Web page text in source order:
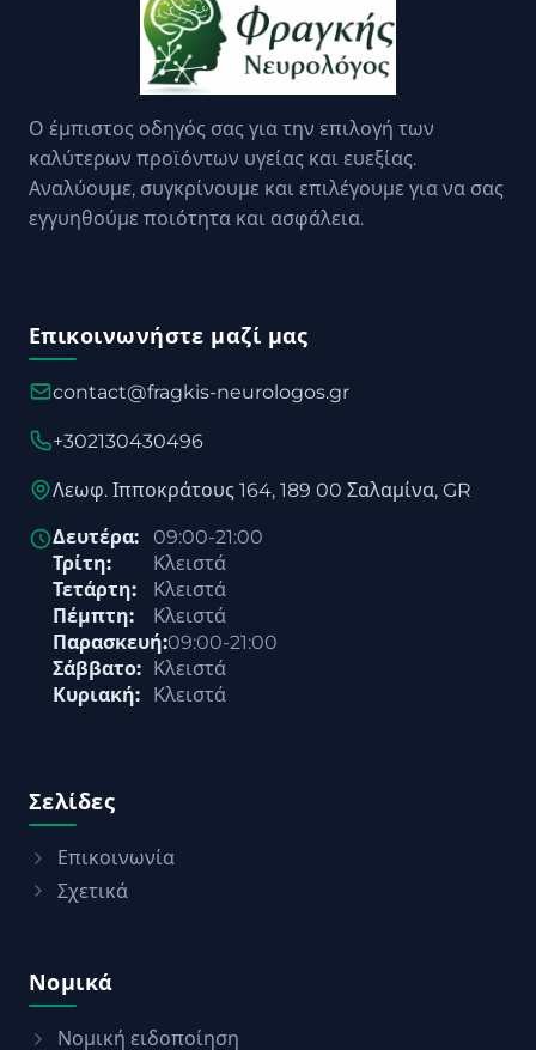
Ο έμπιστος οδηγός σας για την επιλογή των
καλύτερων προϊόντων υγείας και ευεξίας.
Αναλύουμε, συγκρίνουμε και επιλέγουμε για να σας
εγγυηθούμε ποιότητα και ασφάλεια.
Επικοινωνήστε μαζί μας
contact@fragkis-neurologos.gr
+302130430496
Λεωφ. Ιπποκράτους 164, 189 00 Σαλαμίνα, GR
Δευτέρα:
09:00-21:00
Τρίτη:
Κλειστά
Τετάρτη:
Κλειστά
Πέμπτη:
Κλειστά
Παρασκευή:09:00-21:00
Σάββατο: Κλειστά
Κυριακή:
Κλειστά
Σελίδες
Επικοινωνία
Σχετικά
Νομικά
Νομική ειδοποίηση